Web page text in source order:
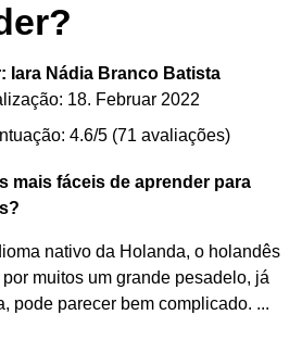
Iara Nádia Branco Batista
18. Februar 2022
4.6/5 (71 avaliações)
mais fáceis de aprender para
nativo da Holanda, o holandês
muitos um grande pesadelo, já
pode parecer bem complicado. ...